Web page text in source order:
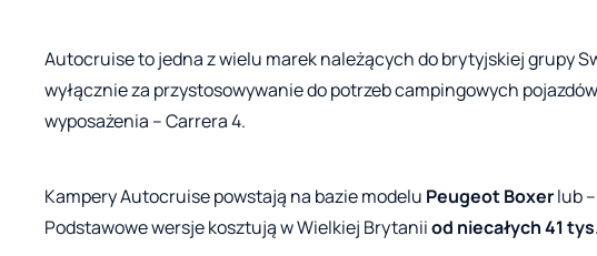
Autocruise to jedna z wielu marek należących do brytyjskiej grupy
wyłącznie za przystosowywanie do potrzeb campingowych
wyposażenia – Carrera 4.
Kampery Autocruise powstają na bazie modelu Peugeot Boxerlub
Podstawowe wersje kosztują w Wielkiej Brytaniiod niecałych 41